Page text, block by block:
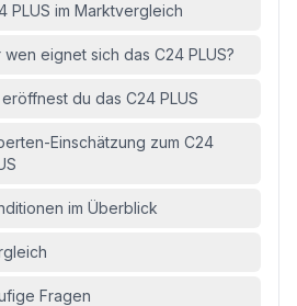
PLUS im Marktvergleich
wen eignet sich das C24 PLUS?
du das C24 PLUS
Einschätzung zum C24
im Überblick
Fragen